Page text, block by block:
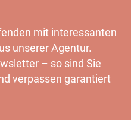
mit interessanten
unserer Agentur.
– so sind Sie
verpassen garantiert